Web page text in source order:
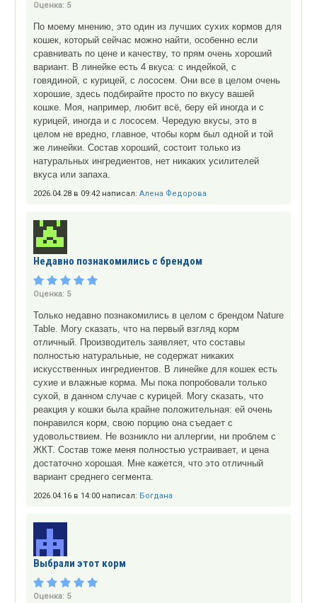
Оценка: 5
По моему мнению, это один из лучших сухих кормов для
кошек, который сейчас можно найти, особенно если
сравнивать по цене и качеству, то прям очень хороший
вариант. В линейке есть 4 вкуса: с индейкой, с
говядиной, с курицей, с лососем. Они все в целом очень
хорошие, здесь подбирайте просто по вкусу вашей
кошке. Моя, например, любит всё, беру ей иногда и с
курицей, иногда и с лососем. Чередую вкусы, это в
целом не вредно, главное, чтобы корм был одной и той
же линейки. Состав хороший, состоит только из
натуральных ингредиентов, нет никаких усилителей
вкуса или запаха.
2026.04.28 в 09:42 написал: Алена Федорова
Недавно познакомились c брендом
Оценка: 5
Только недавно познакомились в целом с брендом Nature
Table. Могу сказать, что на первый взгляд корм
отличный. Производитель заявляет, что составы
полностью натуральные, не содержат никаких
искусственных ингредиентов. В линейке для кошек есть
сухие и влажные корма. Мы пока попробовали только
сухой, в данном случае с курицей. Могу сказать, что
реакция у кошки была крайне положительная: ей очень
понравился корм, свою порцию она съедает с
удовольствием. Не возникло ни аллергии, ни проблем с
ЖКТ. Состав тоже меня полностью устраивает, и цена
достаточно хорошая. Мне кажется, что это отличный
вариант среднего сегмента.
2026.04.16 в 14:00 написал: Богдана
Выбрали этот корм
Оценка: 5